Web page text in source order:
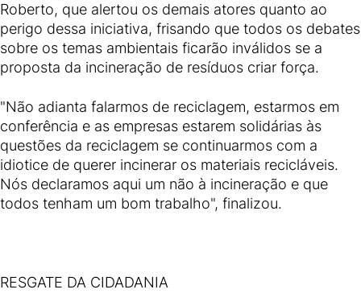
Roberto, que alertou os demais atores quanto ao
perigo dessa iniciativa, frisando que todos os debates
sobre os temas ambientais ficarão inválidos se a
proposta da incineração de resíduos criar força.
"Não adianta falarmos de reciclagem, estarmos em
conferência e as empresas estarem solidárias às
questões da reciclagem se continuarmos com a
idiotice de querer incinerar os materiais recicláveis.
Nós declaramos aqui um não à incineração e que
todos tenham um bom trabalho", finalizou.
RESGATE DA CIDADANIA